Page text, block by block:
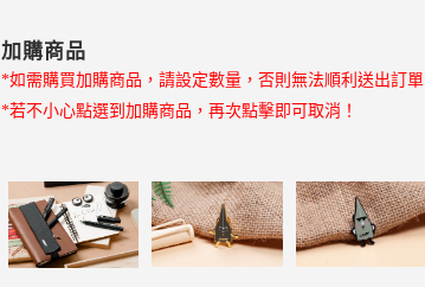
加購商品
*如需購買加購商品，請設定數量，否則無法順利送出訂單
*若不小心點選到加購商品，再次點擊即可取消！